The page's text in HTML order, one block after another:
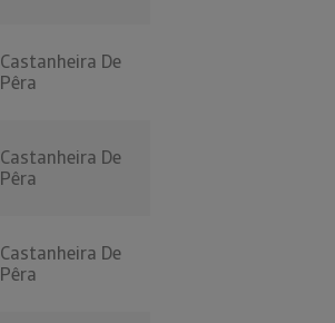
Castanheira De
Pêra
Castanheira De
Pêra
Castanheira De
Pêra